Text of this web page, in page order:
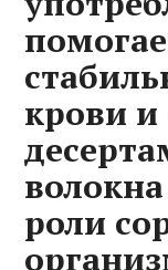
крови и
роли